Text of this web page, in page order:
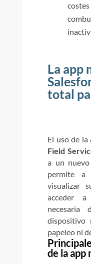
La app
total
El uso de la
Field
a un
permite
visualizar
acceder
necesaria
dispositivo
papeleo ni
de la app